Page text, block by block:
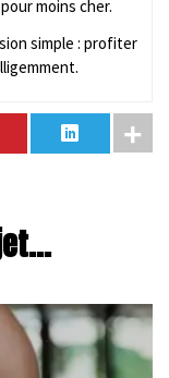
moins cher.
simple : profiter